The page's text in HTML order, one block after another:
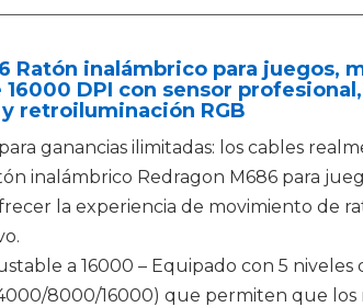
Ratón inalámbrico para juegos,
DPI con sensor
retroiluminación RGB
ganancias ilimitadas: los cables
inalámbrico Redragon M686 para
la experiencia de movimiento de
a 16000 – Equipado con 5 niveles
8000/16000) que permiten que los